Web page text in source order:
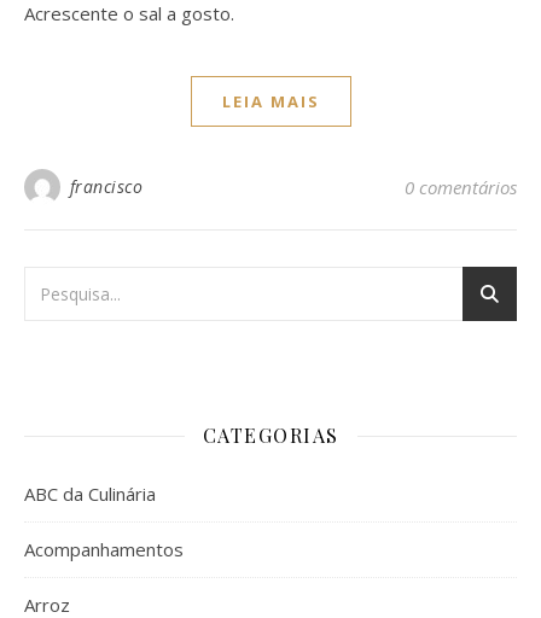
Acrescente o sal a gosto.
LEIA MAIS
francisco 0 comentários
CATEGORIAS
ABC da Culinária
Acompanhamentos
Arroz